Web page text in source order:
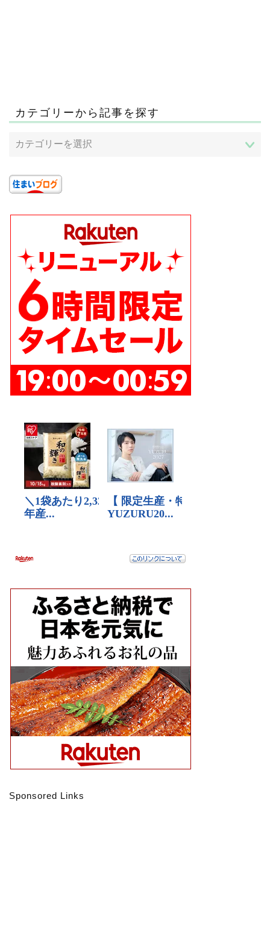
カテゴリーから記事を探す
Sponsored Links